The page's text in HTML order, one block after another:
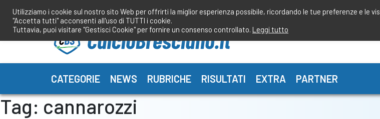
contenuto
CATEGORIE NEWS RUBRICHE RISULTATI EXTRA PARTNER
Tag: cannarozzi
Utilizziamo i cookie sul nostro sito Web per offrirti la miglior esperienza possibile, ricordando le tue preferenze e le
"Accetta tutti" acconsenti all'uso di TUTTI i cookie.
Tuttavia, puoi visitare "Gestisci Cookie" per fornire un consenso controllato. Leggi tutto